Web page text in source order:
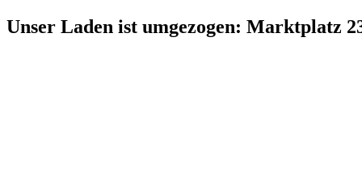
Zum
Inhalt
Unser Laden ist umgezogen: Marktplatz